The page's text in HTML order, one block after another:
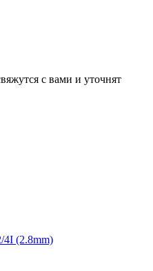
с вами и уточнят
4I (2.8mm)